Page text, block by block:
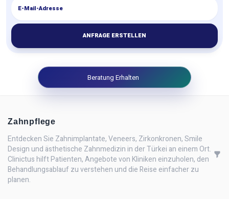
ANFRAGE ERSTELLEN
Beratung Erhalten
Zahnpflege
Entdecken Sie Zahnimplantate, Veneers, Zirkonkronen, Smile
Design und ästhetische Zahnmedizin in der Türkei an einem Ort.
Clinictus hilft Patienten, Angebote von Kliniken einzuholen, den
Behandlungsablauf zu verstehen und die Reise einfacher zu
planen.